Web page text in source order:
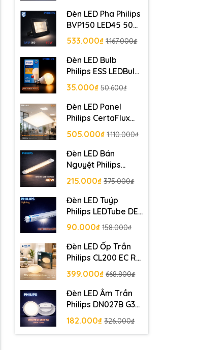
Đèn LED Pha Philips
BVP150 LED45 50W
220-240V SWB CE
533.000₫ 1.167.000₫
Đèn LED Bulb
Philips ESS LEDBulb
7W E27 230V
1CT/12 APR
35.000₫ 50.600₫
Đèn LED Panel
Philips CertaFlux
LED Panel 6060
MD3 42w 4000lm
505.000₫ 1.110.000₫
Đèn LED Bán
Nguyệt Philips
BN001C LED40
L1200 40W PSU GM
215.000₫ 375.000₫
Đèn LED Tuýp
Philips LEDTube DE
HO 1200mm 22W
T8 G13 C
90.000₫ 158.000₫
Đèn LED Ốp Trần
Philips CL200 EC RD
17W 65K W HV 02
Đường kính 320 mm
399.000₫ 668.800₫
Đèn LED Âm Trần
Philips DN027B G3
LED9 9W 220-240V
D125 RD khoét lỗ
125 mm
182.000₫ 326.000₫